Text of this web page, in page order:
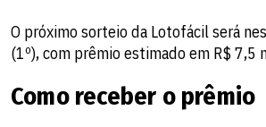
O próximo sorteio da Lotofácil será
(1º), com prêmio estimado em R$ 7,5
Como receber o prêmio